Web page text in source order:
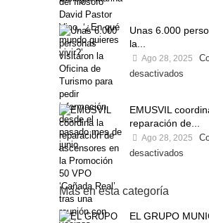
Unas 6.000
la...
Ago 28, 2025
desactivados
EMUSVIL
reparación de...
Ago 28, 2025
desactivados
Más en esta categoría
EL GRUPO